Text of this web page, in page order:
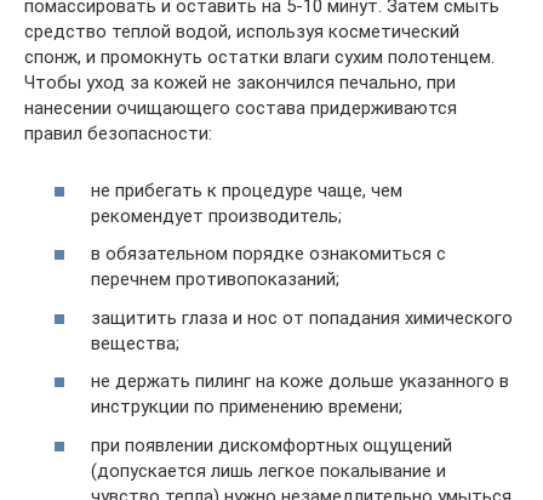
помассировать и оставить на 5-10 минут. Затем смыть
средство теплой водой, используя косметический
спонж, и промокнуть остатки влаги сухим полотенцем.
Чтобы уход за кожей не закончился печально, при
нанесении очищающего состава придерживаются
правил безопасности:
не прибегать к процедуре чаще, чем
рекомендует производитель;
в обязательном порядке ознакомиться с
перечнем противопоказаний;
защитить глаза и нос от попадания химического
вещества;
не держать пилинг на коже дольше указанного в
инструкции по применению времени;
при появлении дискомфортных ощущений
(допускается лишь легкое покалывание и